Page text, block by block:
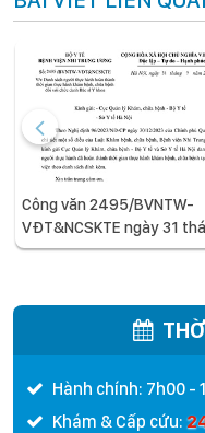
Công văn 2495/BVNTW-
VĐT&NCSKTE ngày 31
7 năm 2026 V/v Danh
người thực hành hoàn
bệnh, chữa bệnh đối với
danh Bác sĩ Y khoa
Hành chính: 7h00 -
Khám & Cấp cứu: